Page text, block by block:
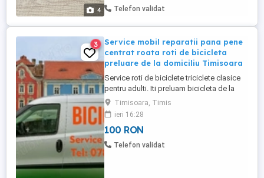
4
cauciucate cu rulmenti nu zgarie si merg
Telefon validat
3
Service mobil reparatii pana pene
centrat roata roti de bicicleta
preluare de la domiciliu Timisoara
Service roti de biciclete triciclete clasice
pentru adulti. Iti preluam bicicleta de la
domiciliu si ti-o aducem inapoi reparata.
Service mobil reparatii pana pene roata
roti de bicicleta in Timisoara deschis
Sambata. Reparatii vulcanizare mobila
pana roata de bicicleta, reparatii pene la
Timisoara, Timis
ieri 16:28
100 RON
Telefon validat